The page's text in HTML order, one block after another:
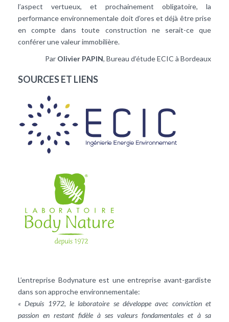
l’aspect vertueux, et prochainement obligatoire, la
performance environnementale doit d’ores et déjà être prise
en compte dans toute construction ne serait-ce que
conférer une valeur immobilière.
Par Olivier PAPIN, Bureau d’étude ECIC à Bordeaux
SOURCES ET LIENS
L’entreprise Bodynature est une entreprise avant-gardiste
dans son approche environnementale:
« Depuis 1972, le laboratoire se développe avec conviction et
passion en restant fidèle à ses valeurs fondamentales et à sa